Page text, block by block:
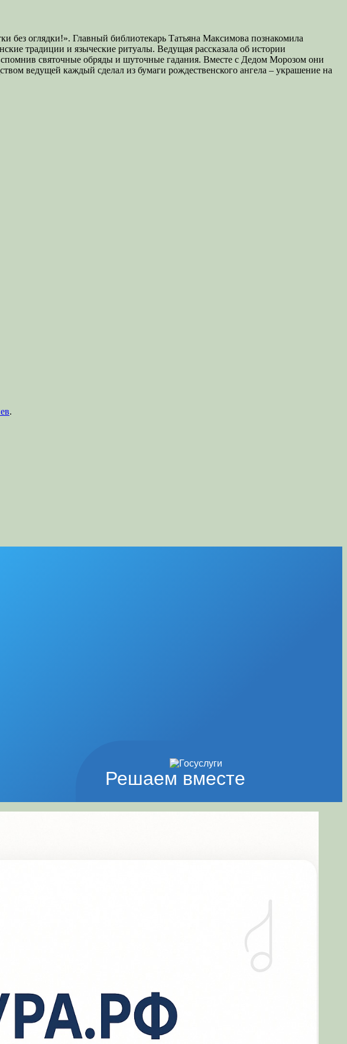
без оглядки!». Главный библиотекарь Татьяна Максимова познакомила
традиции и языческие ритуалы. Ведущая рассказала об истории
святочные обряды и шуточные гадания. Вместе с Дедом Морозом они
ведущей каждый сделал из бумаги рождественского ангела – украшение на
.
Решаем вместе